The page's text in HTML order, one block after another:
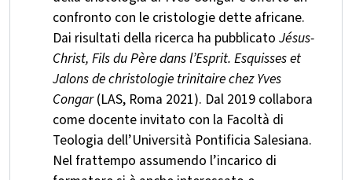
confronto con le cristologie dette africane.
Dai risultati della ricerca ha pubblicatoJésus-
Christ, Fils du Père dans l’Esprit.Esquisses et
Jalons de christologie trinitaire chez Yves
Congar(LAS, Roma 2021). Dal 2019 collabora
come docente invitato con la Facoltà di
Teologia dell’Università Pontificia Salesiana.
Nel frattempo assumendo l’incarico di